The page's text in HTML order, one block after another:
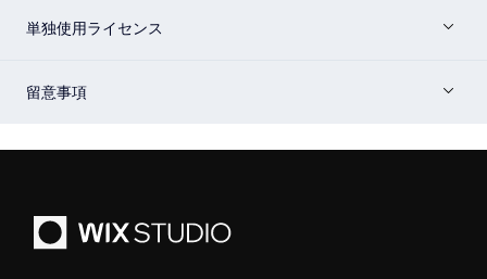
単独使用ライセンス
留意事項